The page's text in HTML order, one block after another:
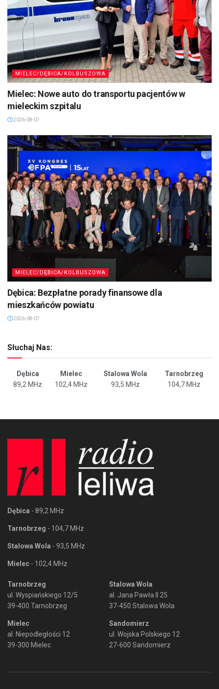
MIELEC/DĘBICA/KOLBUSZOWA
Mielec: Nowe auto do transportu pacjentów w
mieleckim szpitalu
2026-08-07
MIELEC/DĘBICA/KOLBUSZOWA
Dębica: Bezpłatne porady finansowe dla
mieszkańców powiatu
2026-08-07
Słuchaj Nas:
Dębica Mielec Stalowa Wola
Tarnobrzeg
89,2 MHz
102,4 MHz 93,5 MHz 104,7 MHz
Dębica - 89,2 MHz
Tarnobrzeg - 104,7 MHz
Stalowa Wola - 93,5 MHz
Mielec - 102,4 MHz
Tarnobrzeg
ul. Wyspiańskiego 12/5
39-400 Tarnobrzeg
Mielec
al. Niepodległości 12
39-300 Mielec
Stalowa Wola
al. Jana Pawła II 25
37-450 Stalowa Wola
Sandomierz
ul. Wojska Polskiego 12
27-600 Sandomierz